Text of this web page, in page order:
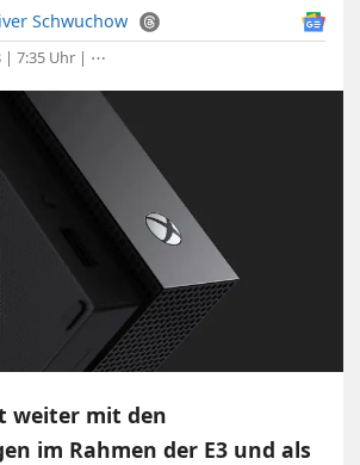
Schwuchow
| 7:35 Uhr | ⋯
weiter mit den
im Rahmen der E3 und als